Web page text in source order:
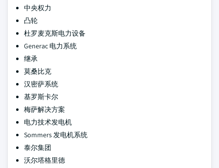
中央权力
凸轮
杜罗麦克斯电力设备
Generac 电力系统
继承
莫桑比克
汉密萨系统
基罗斯卡尔
梅萨解决方案
电力技术发电机
Sommers 发电机系统
泰尔集团
沃尔塔格里德